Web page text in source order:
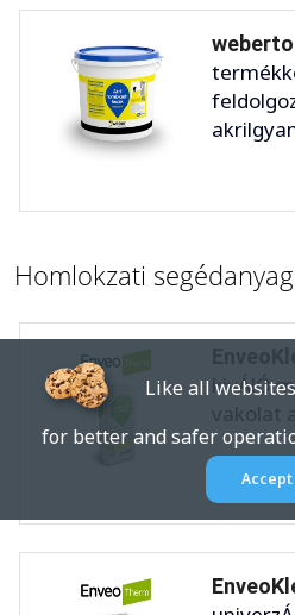
Homlokzati
kivÁlÓ
vakolat
Like all
for better and safer
Accept